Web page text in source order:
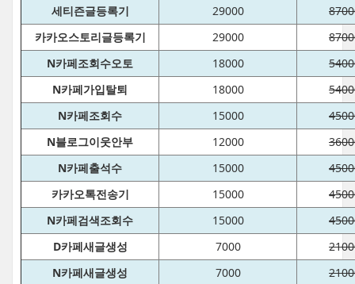
세티즌글등록기
29000
카카오스토리글등록기
29000
N카페조회수오토
18000
N카페가입탈퇴
18000
N카페조회수
15000
N블로그이웃안부
12000
N카페출석수
15000
카카오톡전송기
15000
N카페검색조회수
15000
D카페새글생성
7000
N카페새글생성
7000